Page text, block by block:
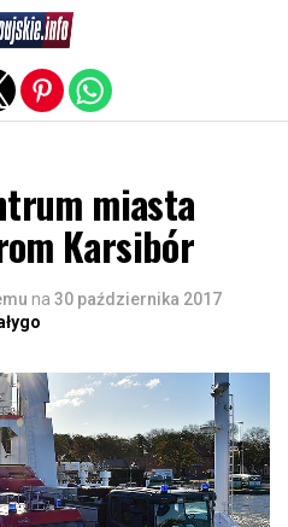
miasta
Karsibór
na 30 października 2017
version